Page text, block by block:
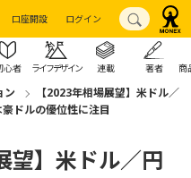
口座開設 ログイン
心者 ライフデザイン 連載 著者 商
ン
【2023年相場展望】米ドル／
ドルの優位性に注目
望】米ドル／円